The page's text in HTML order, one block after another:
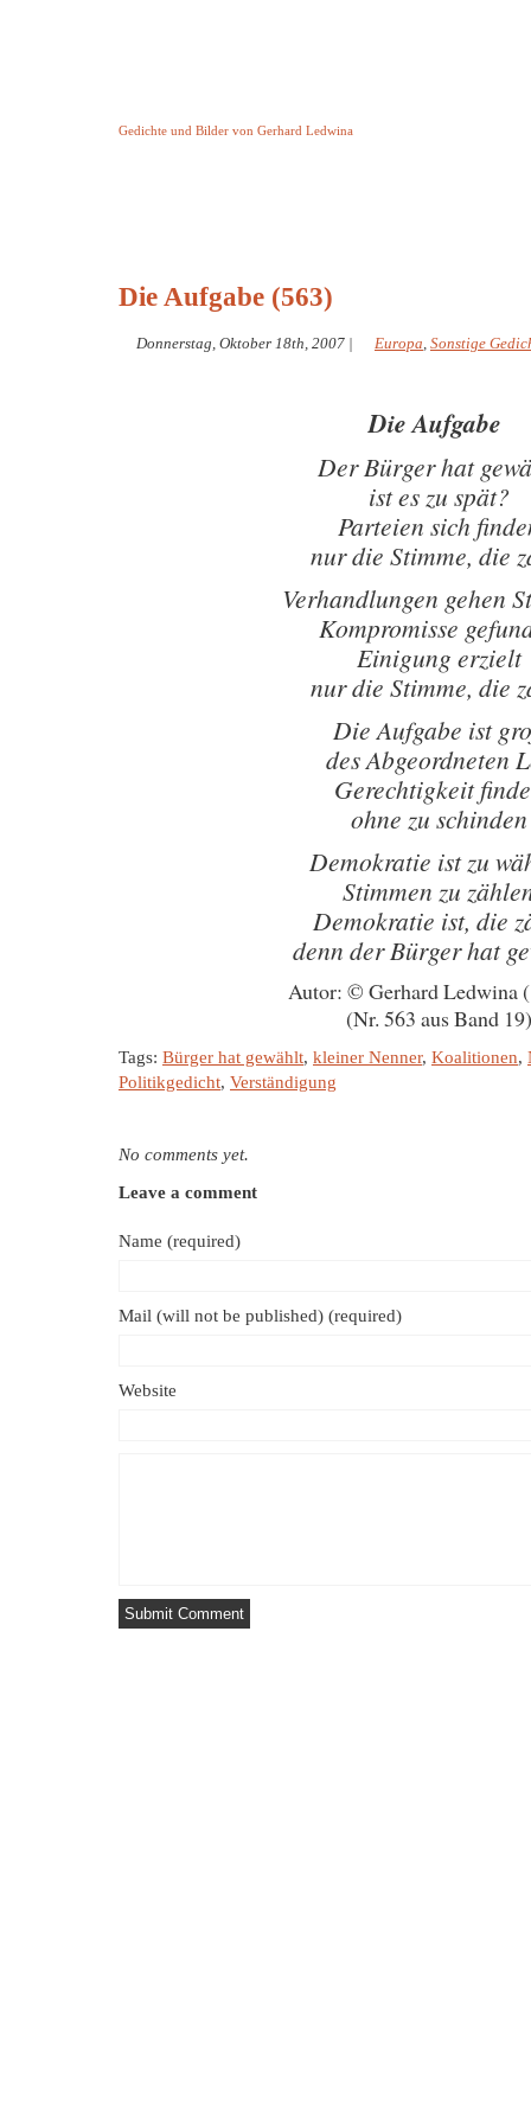
Gedichte und Bilder von Gerhard Ledwina
Die Aufgabe (563)
Donnerstag, Oktober 18th, 2007 | Europa, Sonstige
Die Aufgabe
Der Bürger hat
ist es zu spät?
Parteien sich
nur die Stimme, die
Verhandlungen gehen
Kompromisse
Einigung erzielt
nur die Stimme, die
Die Aufgabe ist
des Abgeordneten
Gerechtigkeit
ohne zu schinden
Demokratie ist zu
Stimmen zu
Demokratie ist, die
denn der Bürger hat
Autor: © Gerhard Ledwina
(Nr. 563 aus Band 19)
Tags: Bürger hat gewählt, kleiner Nenner, Koalitionen,
Politikgedicht, Verständigung
No comments yet.
Leave a comment
Name (required)
Mail (will not be published) (required)
Website